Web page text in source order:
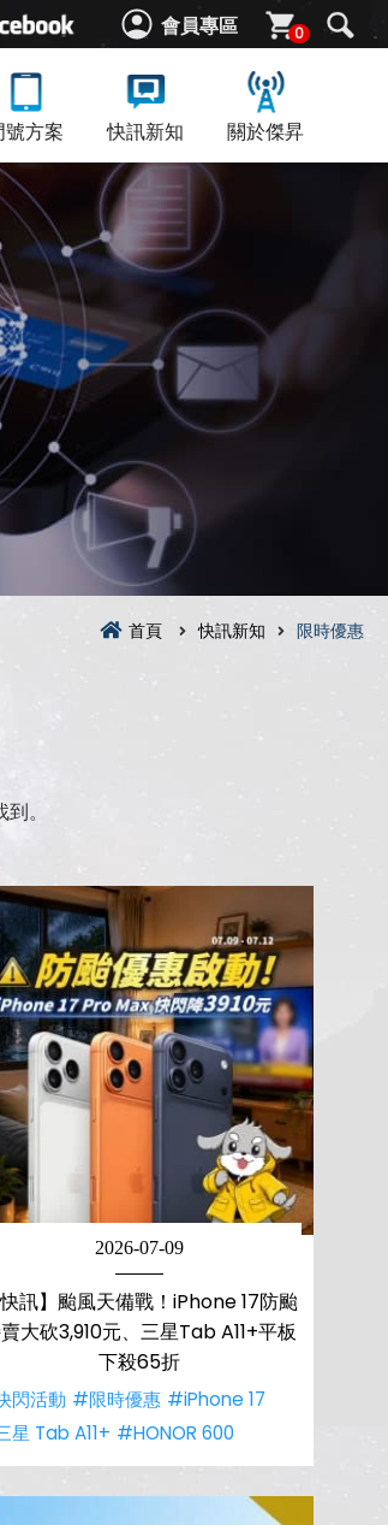
會員專區 0
號方案 快訊新知 關於傑昇
首頁 快訊新知 限時優惠
。
2026-07-09
快訊】颱風天備戰！iPhone 17防颱
大砍3,910元、三星Tab A11+平板
下殺65折
閃活動 #限時優惠 #iPhone 17
星 Tab A11+ #HONOR 600